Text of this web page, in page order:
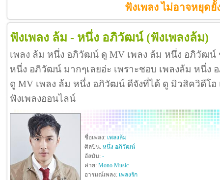
ฟังเพลง ไม่อาจหยุดยั้
ฟังเพลง ล้ม - หนึ่ง อภิวัฒน์ (ฟังเพลงล้ม)
เพลง ล้ม หนึ่ง อภิวัฒน์ ดู MV เพลง ล้ม หนึ่ง อภิวัฒน์
หนึ่ง อภิวัฒน์ มากๆเลยอ่ะ เพราะชอบ เพลงล้ม หนึ่ง
ดู MV เพลง ล้ม หนึ่ง อภิวัฒน์ ดีจังที่ได้ ดู มิวสิควิดีโ
ฟังเพลงออนไลน์
ชื่อเพลง: เพลงล้ม
ศิลปิน: หนึ่ง อภิวัฒน์
อัลบัม: -
ค่าย: Mono Music
อารมณ์เพลง: เพลงรัก